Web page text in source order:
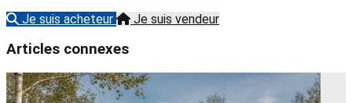
Je suis acheteur
Je suis vendeur
Articles connexes